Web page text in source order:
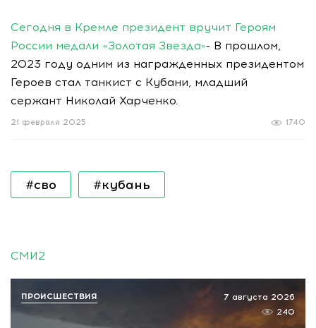
Сегодня в Кремле президент вручит Героям
России медали «Золотая Звезда»- В прошлом,
2023 году одним из награжденных президентом
Героев стал танкист с Кубани, младший
сержант Николай Харченко.
1740
21 февраля 2025
#сво #кубань
СМИ2
7 августа 2026
240
ПРОИСШЕСТВИЯ